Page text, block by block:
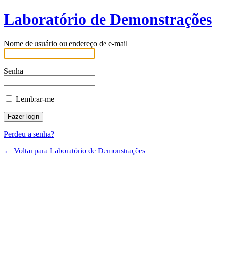
Laboratório de Demonstrações
Nome de usuário ou endereço de e-mail
Senha
Lembrar-me
Perdeu a senha?
← Voltar para Laboratório de Demonstrações